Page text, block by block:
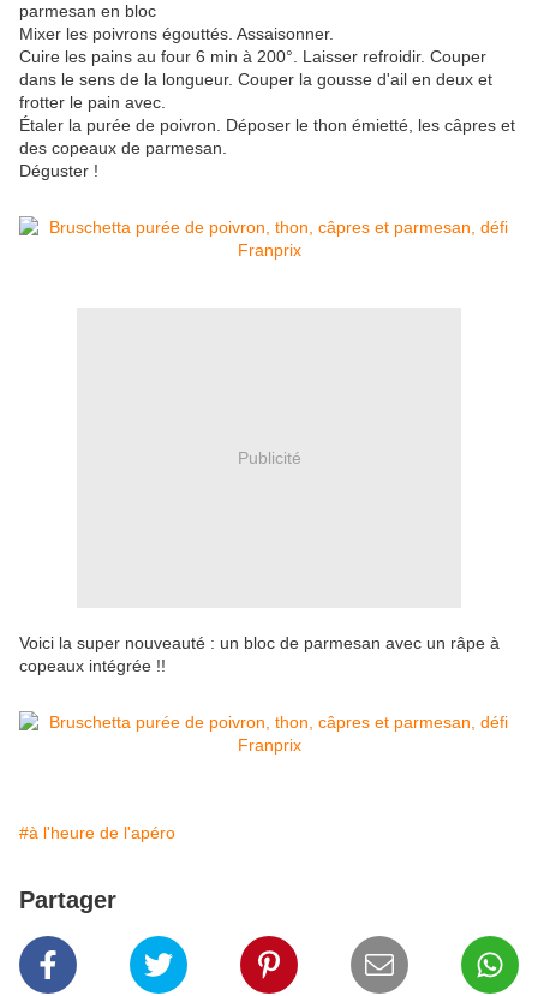
parmesan en bloc
Mixer les poivrons égouttés. Assaisonner.
Cuire les pains au four 6 min à 200°. Laisser refroidir. Couper
dans le sens de la longueur. Couper la gousse d'ail en deux et
frotter le pain avec.
Étaler la purée de poivron. Déposer le thon émietté, les câpres et
des copeaux de parmesan.
Déguster !
Publicité
Voici la super nouveauté : un bloc de parmesan avec un râpe à
copeaux intégrée !!
#à l'heure de l'apéro
Partager